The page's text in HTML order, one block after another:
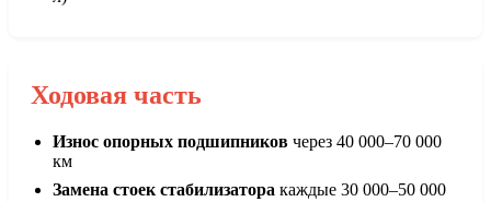
Ходовая часть
Износ опорных подшипников через 40 000–70 000
км
Замена стоек стабилизатора каждые 30 000–50 000